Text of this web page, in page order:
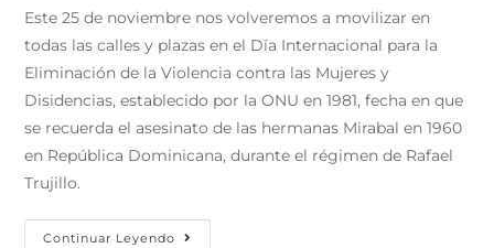
Este 25 de noviembre nos volveremos a movilizar en
todas las calles y plazas en el Día Internacional para la
Eliminación de la Violencia contra las Mujeres y
Disidencias, establecido por la ONU en 1981, fecha en que
se recuerda el asesinato de las hermanas Mirabal en 1960
en República Dominicana, durante el régimen de Rafael
Trujillo.
Continuar Leyendo